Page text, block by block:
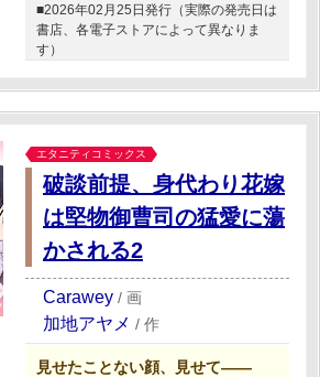
■2026年02月25日発行（実際の発売日は
書店、各電子ストアによって異なりま
す）
エタニティコミックス
破談前提、身代わり花嫁
は堅物御曹司の猛愛に蕩
かされる2
Carawey / 画
加地アヤメ / 作
見せたことない顔、見せて――